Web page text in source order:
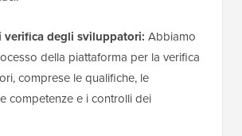
verifica degli sviluppatori: Abbiamo
della piattaforma per la verifica
comprese le qualifiche, le
competenze e i controlli dei